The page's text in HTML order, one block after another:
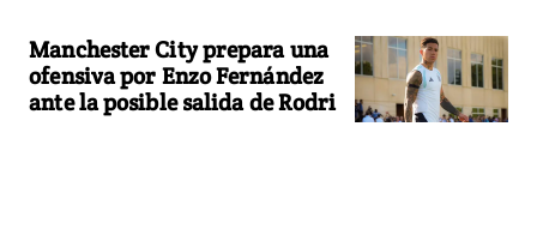
Manchester City prepara una
ofensiva por Enzo Fernández
ante la posible salida de Rodri